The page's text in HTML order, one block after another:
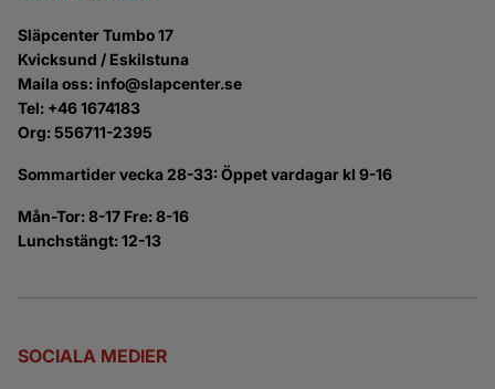
Släpcenter Tumbo 17
Kvicksund / Eskilstuna
Maila oss: info@slapcenter.se
Tel: +46 1674183
Org: 556711-2395
Sommartider vecka 28-33: Öppet vardagar kl 9-16
Mån-Tor: 8-17 Fre: 8-16
Lunchstängt: 12-13
SOCIALA MEDIER